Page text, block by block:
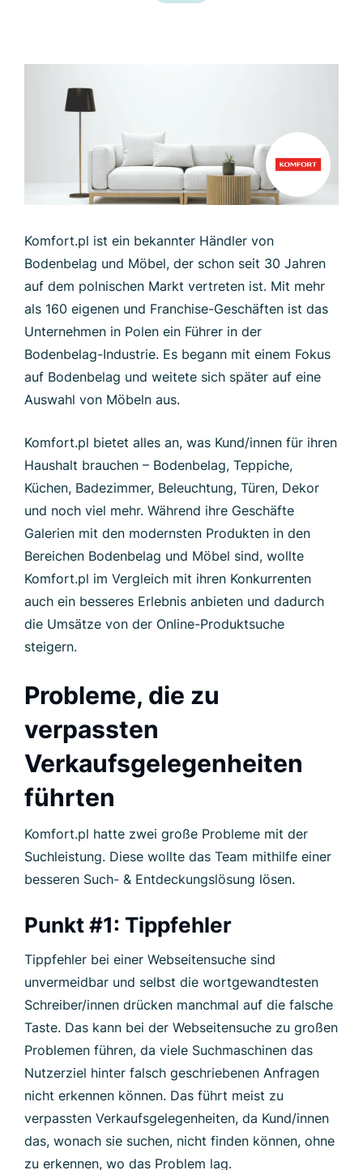
Komfort.pl ist ein bekannter Händler von
Bodenbelag und Möbel, der schon seit 30 Jahren
auf dem polnischen Markt vertreten ist. Mit mehr
als 160 eigenen und Franchise-Geschäften ist das
Unternehmen in Polen ein Führer in der
Bodenbelag-Industrie. Es begann mit einem Fokus
auf Bodenbelag und weitete sich später auf eine
Auswahl von Möbeln aus.
Komfort.pl bietet alles an, was Kund/innen für ihren
Haushalt brauchen – Bodenbelag, Teppiche,
Küchen, Badezimmer, Beleuchtung, Türen, Dekor
und noch viel mehr. Während ihre Geschäfte
Galerien mit den modernsten Produkten in den
Bereichen Bodenbelag und Möbel sind, wollte
Komfort.pl im Vergleich mit ihren Konkurrenten
auch ein besseres Erlebnis anbieten und dadurch
die Umsätze von der Online-Produktsuche
steigern.
Probleme, die zu
verpassten
Verkaufsgelegenheiten
führten
Komfort.pl hatte zwei große Probleme mit der
Suchleistung. Diese wollte das Team mithilfe einer
besseren Such- & Entdeckungslösung lösen.
Punkt #1: Tippfehler
Tippfehler bei einer Webseitensuche sind
unvermeidbar und selbst die wortgewandtesten
Schreiber/innen drücken manchmal auf die falsche
Taste. Das kann bei der Webseitensuche zu großen
Problemen führen, da viele Suchmaschinen das
Nutzerziel hinter falsch geschriebenen Anfragen
nicht erkennen können. Das führt meist zu
verpassten Verkaufsgelegenheiten, da Kund/innen
das, wonach sie suchen, nicht finden können, ohne
zu erkennen, wo das Problem lag.